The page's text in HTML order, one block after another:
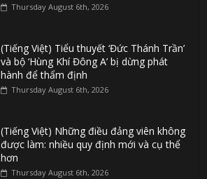
Thursday August 6th, 2026
(Tiếng Việt) Tiểu thuyết ‘Đức Thánh Trần’
và bộ ‘Hùng Khí Đông A’ bị dừng phát
hành để thẩm định
Thursday August 6th, 2026
(Tiếng Việt) Những điều đảng viên không
được làm: nhiều quy định mới và cụ thể
hơn
Thursday August 6th, 2026